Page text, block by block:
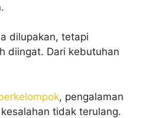
dilupakan, tetapi
diingat. Dari kebutuhan
, pengalaman
tidak terulang.